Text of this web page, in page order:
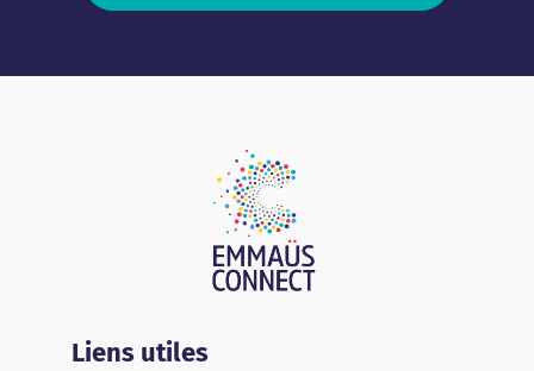
Liens utiles